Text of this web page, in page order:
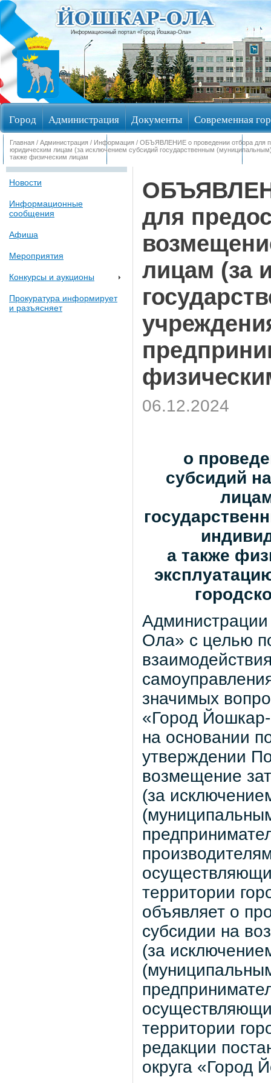
Информационный портал «Город Йошкар-Ола»
Город Администрация Документы Современная
Обращения граждан Общественные обсуждения
Главная / Администрация / Информация / ОБЪЯВЛЕНИЕ о проведении отбора для
юридическим лицам (за исключением субсидий государственным
также физическим лицам
Новости
Информационные
сообщения
Афиша
Мероприятия
Конкурсы и аукционы
Прокуратура информирует
и разъясняет
для
лицам (за
06.12.2024
о
субсидий
а также
Администрации
Ола» с целью
значимых
«Город
на основании
утверждении
возмещение
(за
территории
объявляет о
субсидии на
(за
территории
редакции
округа «Город